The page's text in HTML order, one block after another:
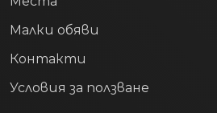
Малки обяви
Контакти
Условия за ползване